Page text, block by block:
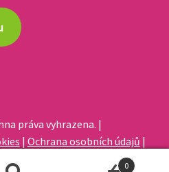
práva vyhrazena. |
| Ochrana osobních údajů |
0